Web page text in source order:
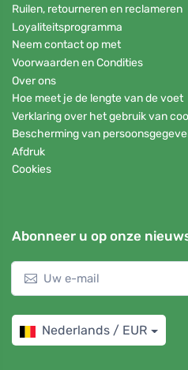
Ruilen, retourneren en reclameren
Loyaliteitsprogramma
Neem contact op met
Voorwaarden en Condities
Over ons
Hoe meet je de lengte van de voet
Verklaring over het gebruik van
Bescherming van
Afdruk
Cookies
Abonneer u op onze
Nederlands / EUR